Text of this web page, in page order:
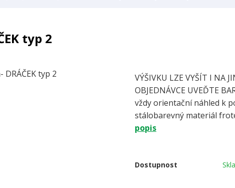
typ 2
VÝŠIVKU LZE VYŠÍT I NA
OBJEDNÁVCE UVEĎTE
vždy orientační náhled k
stálobarevný materiál
popis
Dostupnost